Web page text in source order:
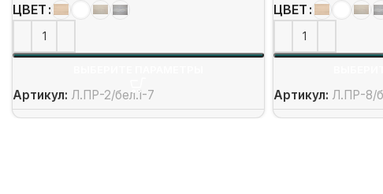
ЦВЕТ
Артикул: Л.ПР-2/бел.1-7
ЦВЕТ
Артикул: Л.ПР-8/